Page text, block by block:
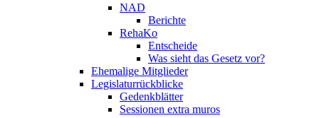
NAD
Berichte
RehaKo
Entscheide
Was sieht das Gesetz vor?
Ehemalige Mitglieder
Legislaturrückblicke
Gedenkblätter
Sessionen extra muros